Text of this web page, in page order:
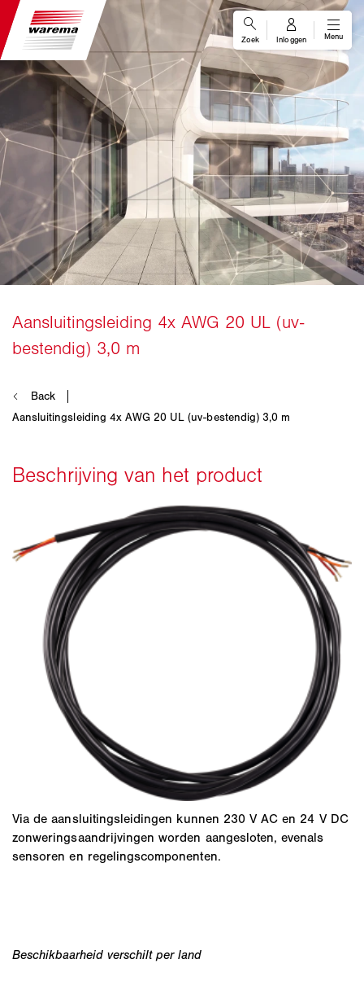
Via de aansluitingsleidingen kunnen 230 V AC en 24 V DC
zonweringsaandrijvingen worden aangesloten, evenals
sensoren en regelingscomponenten.